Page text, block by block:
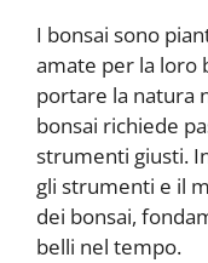
I bonsai sono
amate per la loro
portare la natura
bonsai richiede
strumenti giusti.
gli strumenti e il
dei bonsai,
belli nel tempo.